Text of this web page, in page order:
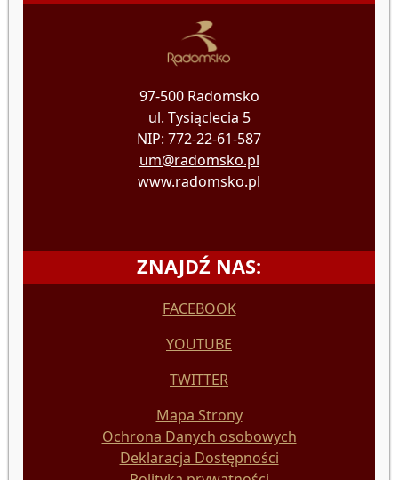
97-500 Radomsko
ul. Tysiąclecia 5
NIP: 772-22-61-587
um@radomsko.pl
www.radomsko.pl
ZNAJDŹ NAS:
FACEBOOK
YOUTUBE
TWITTER
Mapa Strony
Ochrona Danych osobowych
Deklaracja Dostępności